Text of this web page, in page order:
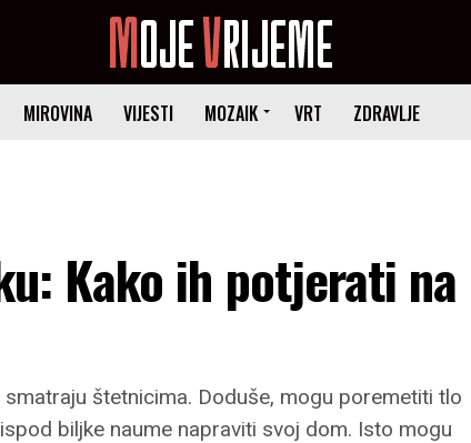
MIROVINA VIJESTI MOZAIK VRT ZDRAVLJE
Kako ih potjerati na
štetnicima. Doduše, mogu poremetiti tlo
biljke naume napraviti svoj dom. Isto mogu